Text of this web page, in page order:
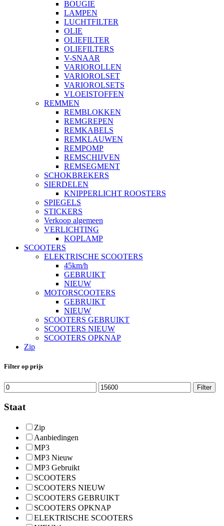
BOUGIE
LAMPEN
LUCHTFILTER
OLIE
OLIEFILTER
OLIEFILTERS
V-SNAAR
VARIOROLLEN
VARIOROLSET
VARIOROLSETS
VLOEISTOFFEN
REMMEN
REMBLOKKEN
REMGREPEN
REMKABELS
REMKLAUWEN
REMPOMP
REMSCHIJVEN
REMSEGMENT
SCHOKBREKERS
SIERDELEN
KNIPPERLICHT ROOSTERS
SPIEGELS
STICKERS
Verkoop algemeen
VERLICHTING
KOPLAMP
SCOOTERS
ELEKTRISCHE SCOOTERS
45km/h
GEBRUIKT
NIEUW
MOTORSCOOTERS
GEBRUIKT
NIEUW
SCOOTERS GEBRUIKT
SCOOTERS NIEUW
SCOOTERS OPKNAP
Zip
Filter op prijs
Min.
prijs
Max.
prijs
Filter
Staat
Zip
Aanbiedingen
MP3
MP3 Nieuw
MP3 Gebruikt
SCOOTERS
SCOOTERS NIEUW
SCOOTERS GEBRUIKT
SCOOTERS OPKNAP
ELEKTRISCHE SCOOTERS